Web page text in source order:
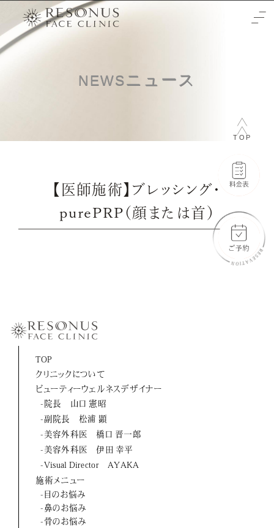
クリニックについて
-初めての方へ
-輪郭3点
料金表
-通常料金
-松浦 顕
-伊田 幸平
-AYAKA
よくあるご質問
お問い合わせ
アクセス
採用情報
TOP
NEWSニュース
【医師施術】ブレッシング・
purePRP（顔または首）
TOP
クリニックについて
ビューティーウェルネスデザイナー
-院長 山口 憲昭
-副院長 松浦 顕
-美容外科医 橋口 晋一郎
-美容外科医 伊田 幸平
-Visual Director AYAKA
施術メニュー
-目のお悩み
-鼻のお悩み
-骨のお悩み